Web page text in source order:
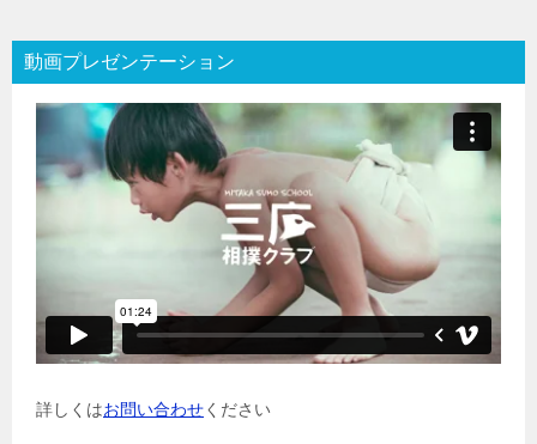
動画プレゼンテーション
詳しくはお問い合わせください